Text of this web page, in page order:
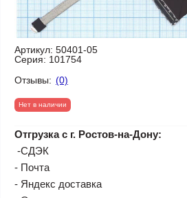
Артикул: 50401-05
Серия: 101754
Отзывы: (0)
Нет в наличии
Отгрузка с г. Ростов-на-Дону:
-СДЭК
- Почта
- Яндекс доставка